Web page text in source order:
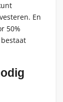
En
50%